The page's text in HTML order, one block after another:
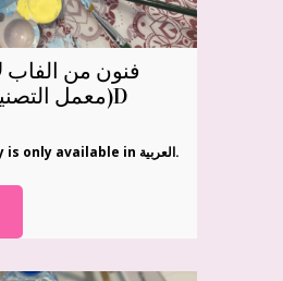
(معمل التصنيع الرقمي) 3D
Sorry, this entry is only available in العربية.